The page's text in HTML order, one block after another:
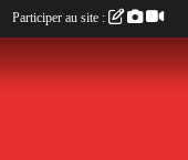
Participer au site :